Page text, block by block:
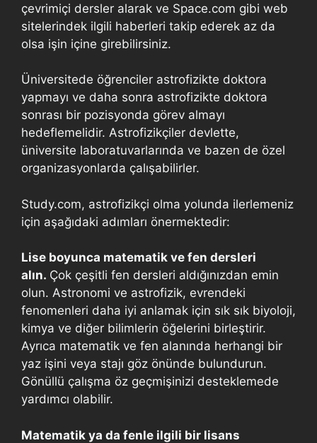
çevrimiçi dersler alarak ve Space.com gibi web
sitelerindek ilgili haberleri takip ederek az da
olsa işin içine girebilirsiniz.
Üniversitede öğrenciler astrofizikte doktora
yapmayı ve daha sonra astrofizikte doktora
sonrası bir pozisyonda görev almayı
hedeflemelidir. Astrofizikçiler devlette,
üniversite laboratuvarlarında ve bazen de özel
organizasyonlarda çalışabilirler.
Study.com, astrofizikçi olma yolunda ilerlemeniz
için aşağıdaki adımları önermektedir:
Lise boyunca matematik ve fen dersleri
alın. Çok çeşitli fen dersleri aldığınızdan emin
olun. Astronomi ve astrofizik, evrendeki
fenomenleri daha iyi anlamak için sık sık biyoloji,
kimya ve diğer bilimlerin öğelerini birleştirir.
Ayrıca matematik ve fen alanında herhangi bir
yaz işini veya stajı göz önünde bulundurun.
Gönüllü çalışma öz geçmişinizi desteklemede
yardımcı olabilir.
Matematik ya da fenle ilgili bir lisans